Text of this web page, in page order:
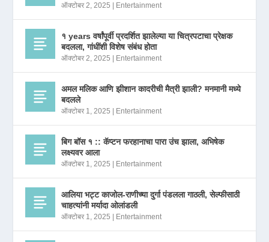
ऑक्टोबर 2, 2025 | Entertainment
१ years वर्षांपूर्वी प्रदर्शित झालेल्या या चित्रपटाचा प्रेक्षक
बदलला, गांधींशी विशेष संबंध होता
ऑक्टोबर 2, 2025 | Entertainment
अमल मलिक आणि झीशान कादरीची मैत्री झाली? मनमानी मध्ये
बदलले
ऑक्टोबर 1, 2025 | Entertainment
बिग बॉस १ :: कॅप्टन फरहानाचा पारा उंच झाला, अभिषेक
लक्ष्यवर आला
ऑक्टोबर 1, 2025 | Entertainment
आलिया भट्ट काजोल-राणीच्या दुर्गा पंडलला गाठली, सेल्फीसाठी
चाहत्यांनी मर्यादा ओलांडली
ऑक्टोबर 1, 2025 | Entertainment